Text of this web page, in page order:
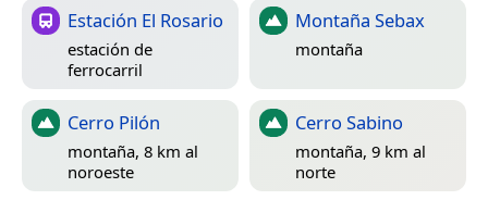
Estación El Rosario
estación de
ferrocarril
Montaña Sebax
montaña
Cerro Pilón
montaña, 8 km al
noroeste
Cerro Sabino
montaña, 9 km al
norte